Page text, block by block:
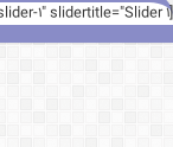
[rev_slider alias="slider-1" slidertitle="Slider 1"][/rev_slider]